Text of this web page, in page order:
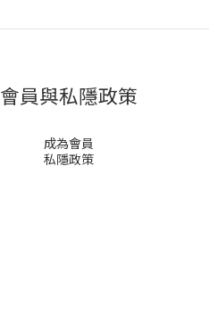
會員與私隱政策
成為會員
私隱政策